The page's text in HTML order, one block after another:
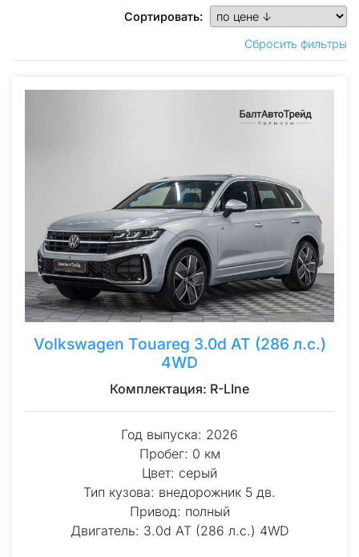
Сортировать:
Сбросить фильтры
Volkswagen Touareg 3.0d AT (286 л.с.)
4WD
Комплектация: R-LIne
Год выпуска: 2026
Пробег: 0 км
Цвет: серый
Тип кузова: внедорожник 5 дв.
Привод: полный
Двигатель: 3.0d AT (286 л.с.) 4WD